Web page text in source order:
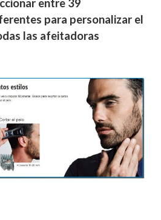
entre 39
para personalizar el
las afeitadoras